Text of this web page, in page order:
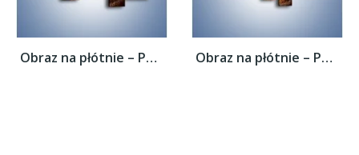
Obraz na płótnie – Porzucone maski w... Obraz na płótnie – Porzucone maski w...